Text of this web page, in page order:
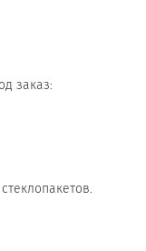
заказ: